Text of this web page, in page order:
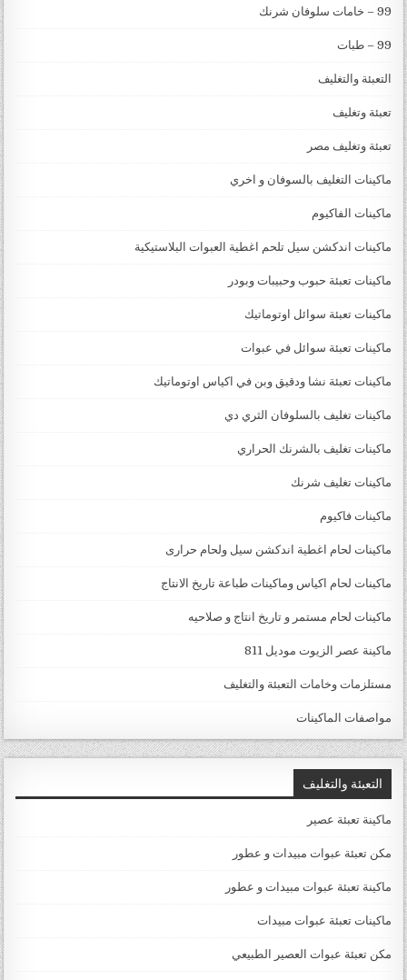
99 – خامات سلوفان شرنك
99 – طبات
التعبئة والتغليف
تعبئة وتغليف
تعبئة وتغليف مصر
ماكينات التغليف بالسوفان و اخري
ماكينات الفاكيوم
ماكينات اندكشن سيل تلحم اغطية العبوات البلاستيكية
ماكينات تعبئة حبوب وحبيبات وبودر
ماكينات تعبئة سوائل اوتوماتيك
ماكينات تعبئة سوائل في عبوات
ماكينات تعبئة نشا ودقيق وبن في اكياس اوتوماتيك
ماكينات تغليف بالسلوفان الثري دي
ماكينات تغليف بالشرنك الحراري
ماكينات تغليف شرنك
ماكينات فاكيوم
ماكينات لحام اغطية اندكشن سيل ولحام حرارى
ماكينات لحام اكياس وماكينات طباعة تاريخ الانتاج
ماكينات لحام مستمر و تاريخ انتاج و صلاحيه
ماكينة عصر الزيوت موديل 811
مستلزمات وخامات التعبئة والتغليف
مواصفات الماكينات
التعبئة والتغليف
ماكينة تعبئة عصير
مكن تعبئة عبوات مبيدات و عطور
ماكينة تعبئة عبوات مبيدات و عطور
ماكينات تعبئة عبوات مبيدات
مكن تعبئة عبوات العصير الطبيعي